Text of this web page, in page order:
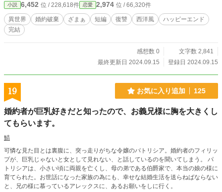
小説 6,452 位 / 228,618件 恋愛 2,974 位 / 66,320件
異世界 婚約破棄 ざまぁ 短編 復讐 西洋風
ハッピーエンド
完結
感想数 0
文字数 2,841
最終更新日 2024.09.15
登録日 2024.09.15
19 お気に入り追加 125
婚約者が巨乳好きだと知ったので、お義兄様に胸を大きくし
てもらいます。
鯖
可憐な見た目とは裏腹に、突っ走りがちな令嬢のパトリシア。婚約者のフィリッ
プが、巨乳じゃないと女として見れない、と話しているのを聞いてしまう。 パ
トリシアは、小さい頃に両親を亡くし、母の弟である伯爵家で、本当の娘の様に
育てられた。お世話になった家族の為にも、幸せな結婚生活を送らねばならない
と、兄の様に慕っているアレックスに、あるお願いをしに行く。